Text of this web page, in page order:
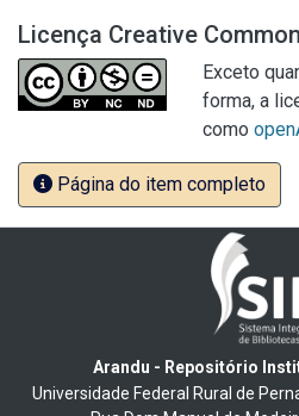
Licença Creative
Exceto
forma, a
como
Página do item completo
Arandu - Repositório
Universidade Federal Rural de